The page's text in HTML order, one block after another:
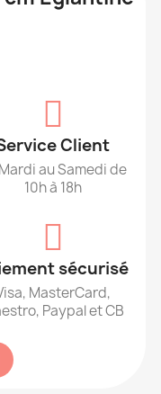
Client
au Samedi de
10h à 18h
sécurisé
MasterCard,
Paypal et CB